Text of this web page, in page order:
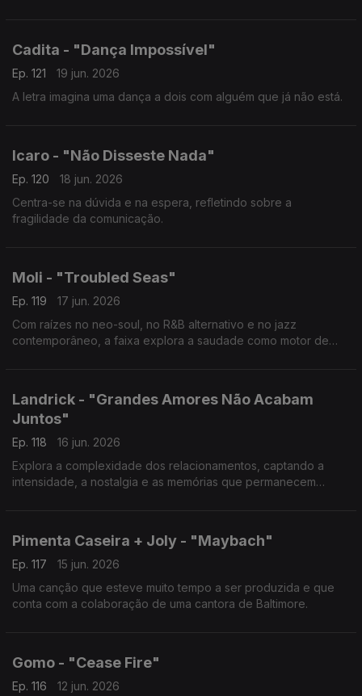
Cadita - "Dança Impossível"
Ep. 121
19 jun. 2026
A letra imagina uma dança a dois com alguém que já não está.
Icaro - "Não Disseste Nada"
Ep. 120
18 jun. 2026
Centra-se na dúvida e na espera, refletindo sobre a
fragilidade da comunicação.
Moli - "Troubled Seas"
Ep. 119
17 jun. 2026
Com raízes no neo-soul, no R&B alternativo e no jazz
contemporâneo, a faixa explora a saudade como motor de
Landrick - "Grandes Amores Não Acabam
Juntos"
Ep. 118
16 jun. 2026
Explora a complexidade dos relacionamentos, captando a
intensidade, a nostalgia e as memórias que permanecem
Pimenta Caseira + Joly - "Maybach"
Ep. 117
15 jun. 2026
Uma canção que esteve muito tempo a ser produzida e que
conta com a colaboração de uma cantora de Baltimore.
Gomo - "Cease Fire"
Ep. 116
12 jun. 2026